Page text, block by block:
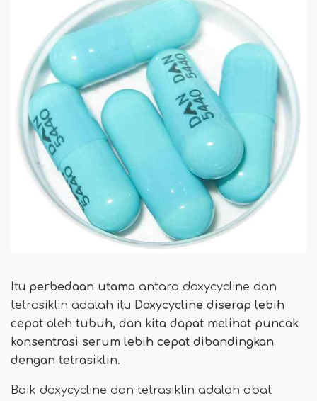
Itu perbedaan utama antara doxycycline dan
tetrasiklin adalah itu Doxycycline diserap lebih
cepat oleh tubuh, dan kita dapat melihat puncak
konsentrasi serum lebih cepat dibandingkan
dengan tetrasiklin.
Baik doxycycline dan tetrasiklin adalah obat